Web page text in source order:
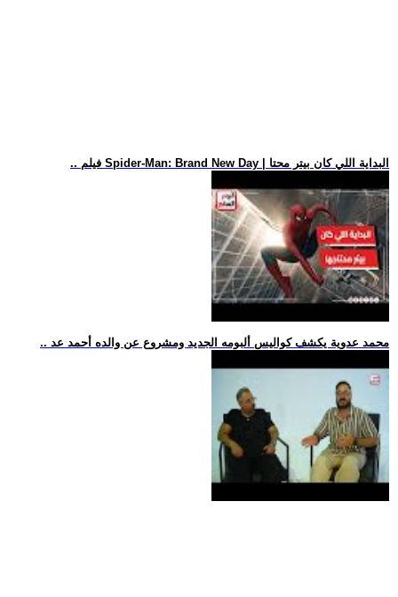
.. فيلم Spider-Man: Brand New Day | البداية اللي كان بيتر محتا
.. محمد عدوية يكشف كواليس ألبومه الجديد ومشروع عن والده أحمد عد